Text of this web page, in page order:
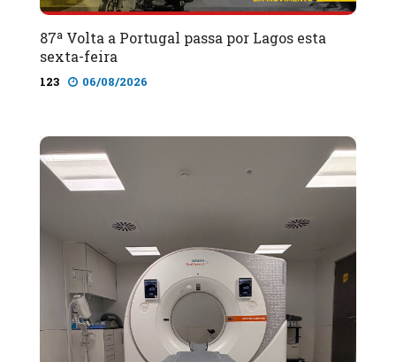
87ª Volta a Portugal passa por Lagos esta
sexta-feira
123 06/08/2026